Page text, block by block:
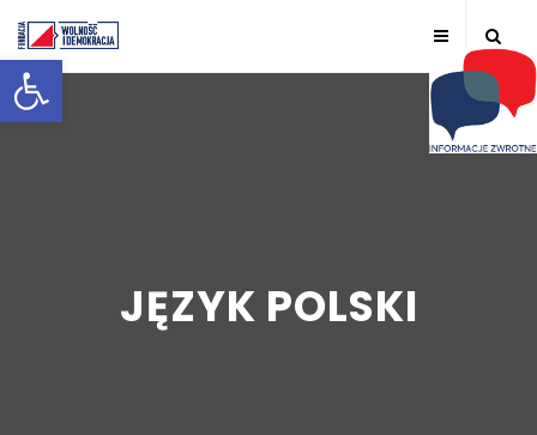
Otwórz pasek narzędzi
JĘZYK POLSKI